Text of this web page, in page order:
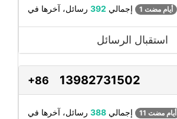
إجمالي 392 1 أيام مضت
استقبال الرسائل
+86 13982731502
إجمالي 388 11 أيام مضت